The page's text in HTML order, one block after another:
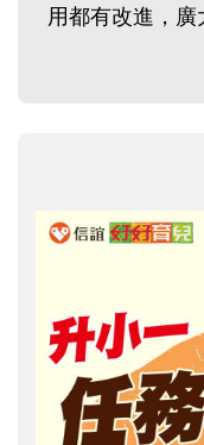
用都有改進，廣